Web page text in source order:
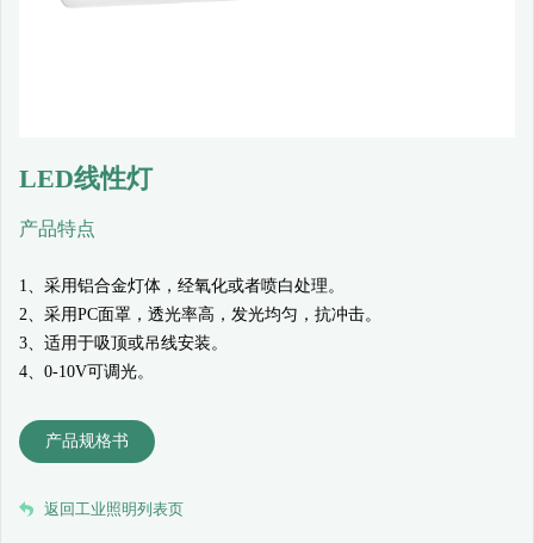
LED线性灯
产品特点
1、采用铝合金灯体，经氧化或者喷白处理。
2、采用PC面罩，透光率高，发光均匀，抗冲击。
3、适用于吸顶或吊线安装。
4、0-10V可调光。
产品规格书
返回工业照明列表页